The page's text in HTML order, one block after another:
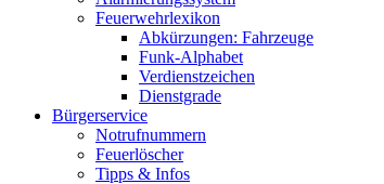
Feuerwehrlexikon
Abkürzungen: Fahrzeuge
Funk-Alphabet
Verdienstzeichen
Dienstgrade
Bürgerservice
Notrufnummern
Feuerlöscher
Tipps & Infos